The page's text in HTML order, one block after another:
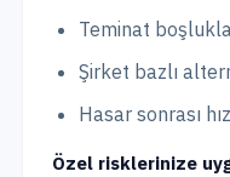
Teminat
Şirket bazlı
Hasar sonrası
Özel risklerinize